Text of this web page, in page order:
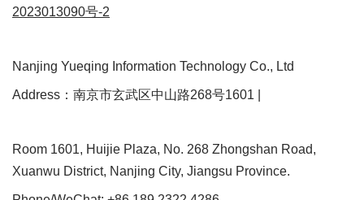
2023013090号-2
Nanjing Yueqing Information Technology Co., Ltd
Address：南京市玄武区中山路268号1601 |
Room 1601, Huijie Plaza, No. 268 Zhongshan Road,
Xuanwu District, Nanjing City, Jiangsu Province.